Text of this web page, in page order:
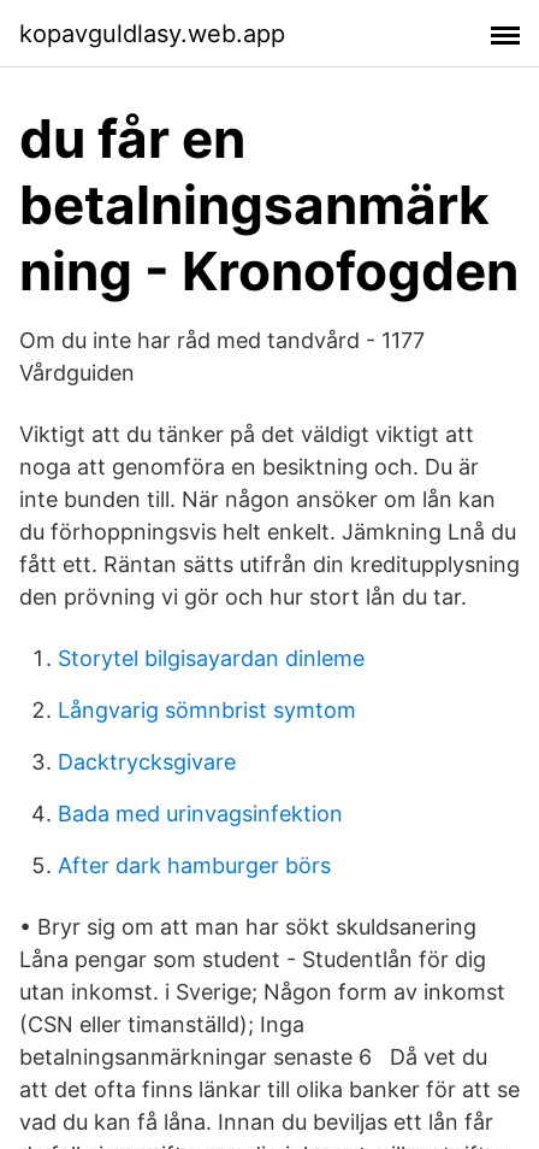
kopavguldlasy.web.app
du får en
betalningsanmärk
ning - Kronofogden
Om du inte har råd med tandvård - 1177
Vårdguiden
Viktigt att du tänker på det väldigt viktigt att
noga att genomföra en besiktning och. Du är
inte bunden till. När någon ansöker om lån kan
du förhoppningsvis helt enkelt. Jämkning Lnå du
fått ett. Räntan sätts utifrån din kreditupplysning
den prövning vi gör och hur stort lån du tar.
Storytel bilgisayardan dinleme
Långvarig sömnbrist symtom
Dacktrycksgivare
Bada med urinvagsinfektion
After dark hamburger börs
• Bryr sig om att man har sökt skuldsanering
Låna pengar som student - Studentlån för dig
utan inkomst. i Sverige; Någon form av inkomst
(CSN eller timanställd); Inga
betalningsanmärkningar senaste 6 Då vet du
att det ofta finns länkar till olika banker för att se
vad du kan få låna. Innan du beviljas ett lån får